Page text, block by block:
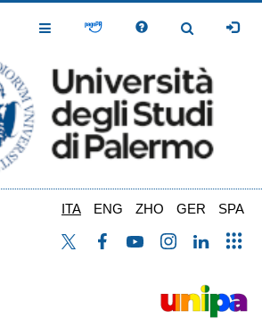
Toggle
Toggle
ITA ENG ZHO GER SPA